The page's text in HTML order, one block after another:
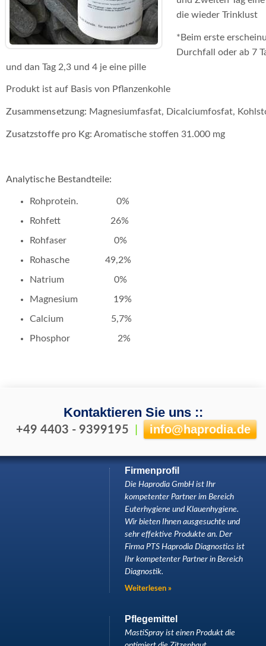
r
die wieder Trinklust
*Beim erste
Durchfall oder ab 7
und dan Tag 2,3 und 4 je eine pille
Produkt ist auf Basis von Pflanzenkohle
Zusammensetzung: Magnesiumfasfat, Dicalciumfosfat,
Zusatzstoffe pro Kg: Aromatische stoffen 31.000 mg
Analytische Bestandteile:
Rohprotein. 0%
Rohfett 26%
Rohfaser 0%
Rohasche 49,2%
Natrium 0%
Magnesium 19%
Calcium 5,7%
Phosphor 2%
Kontaktieren Sie uns ::
+49 4403 - 9399195 info@haprodia.de
Firmenprofil
Die Haprodia GmbH ist Ihr
kompetenter Partner im Bereich
Euterhygiene und Klauenhygiene.
Wir bieten Ihnen ausgesuchte und
sehr effektive Produkte an. Der
Firma PTS Haprodia Diagnostics ist
Ihr kompetenter Partner in Bereich
Diagnostik.
Weiterlesen »
Pflegemittel
MastiSpray ist einen Produkt die